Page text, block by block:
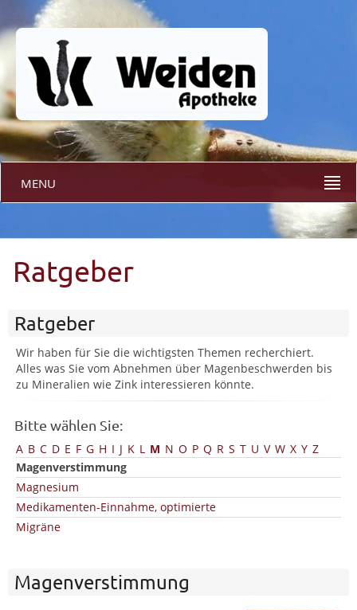
MENU
Ratgeber
Ratgeber
Wir haben für Sie die wichtigsten Themen recherchiert.
Alles was Sie vom Abnehmen über Magenbeschwerden bis
zu Mineralien wie Zink interessieren könnte.
Bitte wählen Sie:
A B C D E F G H I J K L M N O P Q R S T U V W X Y Z
Magenverstimmung
Magnesium
Medikamenten-Einnahme, optimierte
Migräne
Magenverstimmung